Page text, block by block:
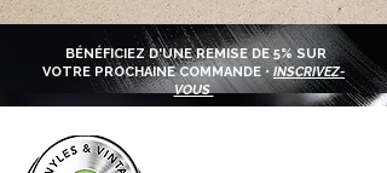
BÉNÉFICIEZ D'UNE REMISE DE 5% SUR
VOTRE PROCHAINE COMMANDE • INSCRIVEZ-
VOUS